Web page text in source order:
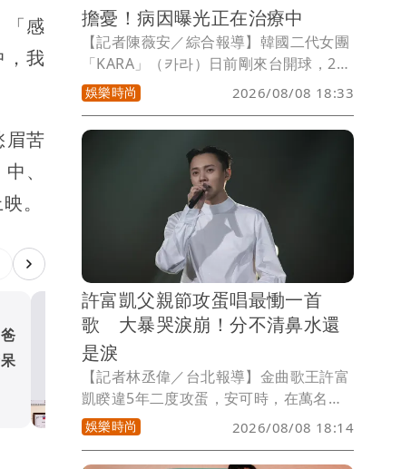
感
我
眉苦
、
。
魏蔓、黃騰浩後院開趴 「驚
娛樂時尚
擔憂！病因曝光正在治療中
【記者陳薇安／綜合報導】韓國二代女團
「KARA」（카라）日前剛來台開球，22
日還將來舉行見面會。唱韓昇延上月底度
過38歲生日，當時慶生影片玩起紓壓球，
手疑似無力發抖，後來登台開球後演出動
作也有點僵硬，引起粉絲憂心，韓媒
《OSEN》今報導，曝光韓昇延的病況。
娛樂時尚 2026/08/08 18:33
許富凱父親節攻蛋唱最慟一首
歌 大暴哭淚崩！分不清鼻水還
是淚
【記者林丞偉／台北報導】金曲歌王許富
凱睽違5年二度攻蛋，安可時，在萬名觀
眾自發性一起點亮，手機燈海將小巨蛋幻
化成星空銀河，他感性訴說，自己是個幸
運的人，因為老天爺賞他個好歌喉，緃
娛樂時尚 2026/08/08 18:14